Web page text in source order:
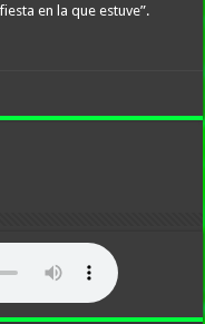
en la que estuve”.